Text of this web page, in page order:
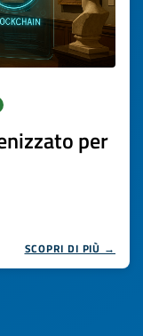
per
SCOPRI DI PIÙ →